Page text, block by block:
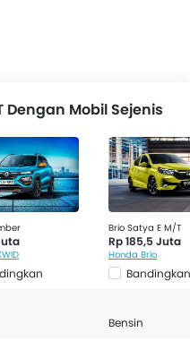
Dengan Mobil Sejenis
Brio Satya E M/T
Rp 185,5 Juta
Honda Brio
Bandingkan
Bensin